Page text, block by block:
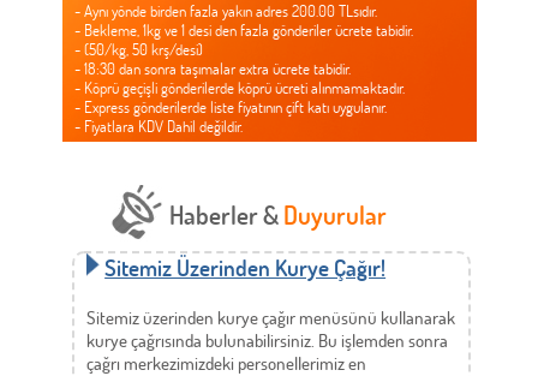
- Aynı yönde birden fazla yakın adres 200.00 TLsıdır.
- Bekleme, 1kg ve 1 desi den fazla gönderiler ücrete tabidir.
- (50/kg, 50 krş/desi)
- 18:30 dan sonra taşımalar extra ücrete tabidir.
- Köprü geçişli gönderilerde köprü ücreti alınmamaktadır.
- Express gönderilerde liste fiyatının çift katı uygulanır.
- Fiyatlara KDV Dahil değildir.
Haberler &Duyurular
Sitemiz Üzerinden Kurye Çağır!
Sitemiz üzerinden kurye çağır menüsünü kullanarak
kurye çağrısında bulunabilirsiniz. Bu işlemden sonra
çağrı merkezimizdeki personellerimiz en